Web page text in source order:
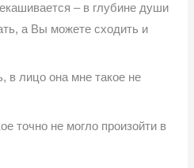
– в глубине души
а Вы можете сходить и
в лицо она мне такое не
точно не могло произойти в